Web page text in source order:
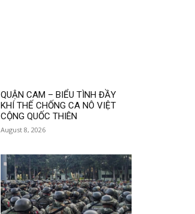
QUẬN CAM – BIỂU TÌNH ĐẦY
KHÍ THẾ CHỐNG CA NÔ VIỆT
CỘNG QUỐC THIÊN
August 8, 2026